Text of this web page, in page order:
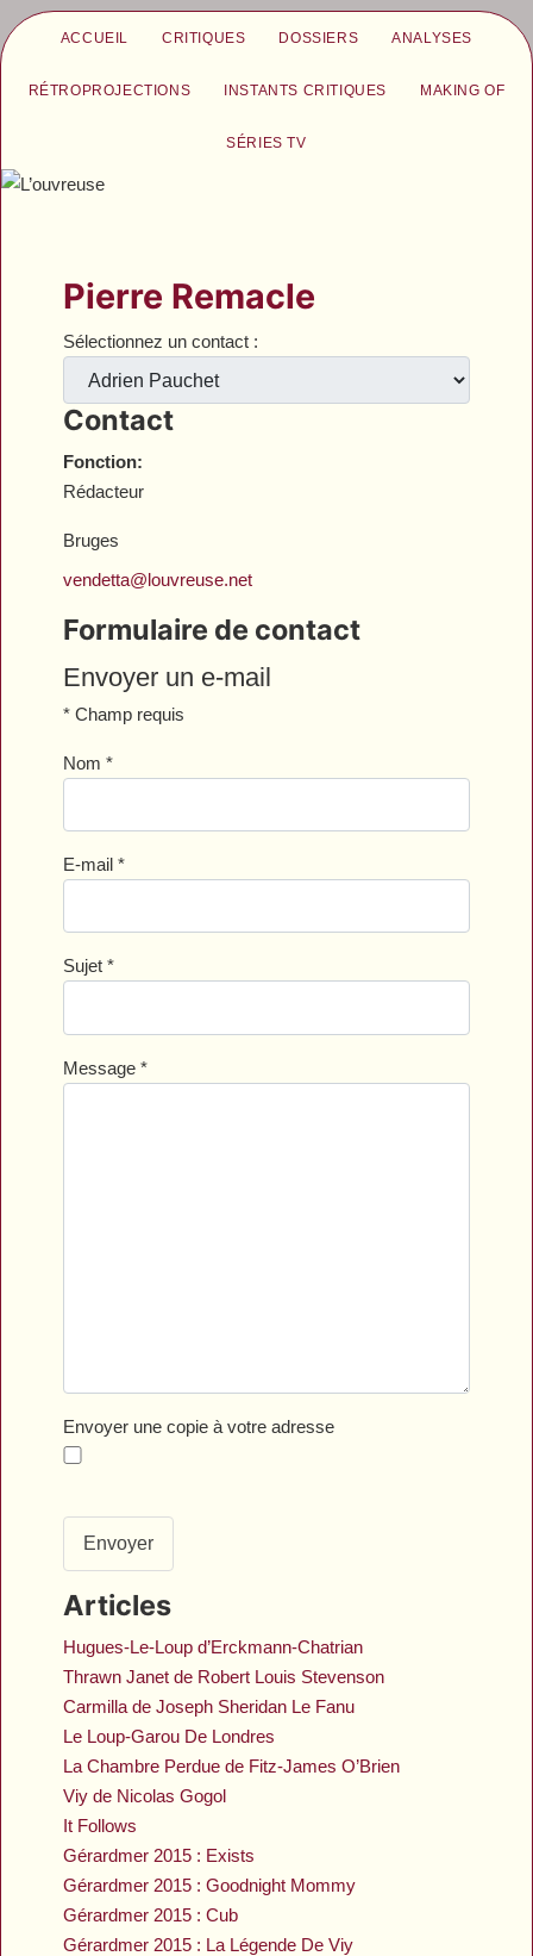
ACCUEIL CRITIQUES DOSSIERS ANALYSES
RÉTROPROJECTIONS INSTANTS CRITIQUES MAKING OF
SÉRIES TV
Pierre Remacle
Sélectionnez un contact :
Contact
Fonction:
Rédacteur
Bruges
vendetta@louvreuse.net
Formulaire de contact
Envoyer un e-mail
* Champ requis
Nom *
E-mail *
Sujet *
Message *
Envoyer une copie à votre adresse
Envoyer
Articles
Hugues-Le-Loup d’Erckmann-Chatrian
Thrawn Janet de Robert Louis Stevenson
Carmilla de Joseph Sheridan Le Fanu
Le Loup-Garou De Londres
La Chambre Perdue de Fitz-James O’Brien
Viy de Nicolas Gogol
It Follows
Gérardmer 2015 : Exists
Gérardmer 2015 : Goodnight Mommy
Gérardmer 2015 : Cub
Gérardmer 2015 : La Légende De Viy